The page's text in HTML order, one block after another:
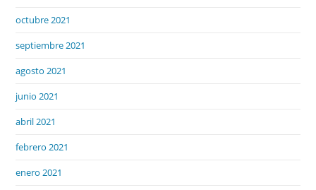
octubre 2021
septiembre 2021
agosto 2021
junio 2021
abril 2021
febrero 2021
enero 2021